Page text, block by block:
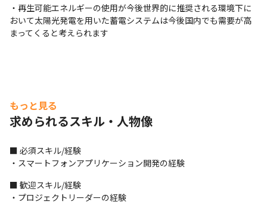
・再生可能エネルギーの使用が今後世界的に推奨される環境下に
おいて太陽光発電を用いた蓄電システムは今後国内でも需要が高
まってくると考えられます
もっと見る
求められるスキル・人物像
■ 必須スキル/経験
・スマートフォンアプリケーション開発の経験
■ 歓迎スキル/経験
・プロジェクトリーダーの経験